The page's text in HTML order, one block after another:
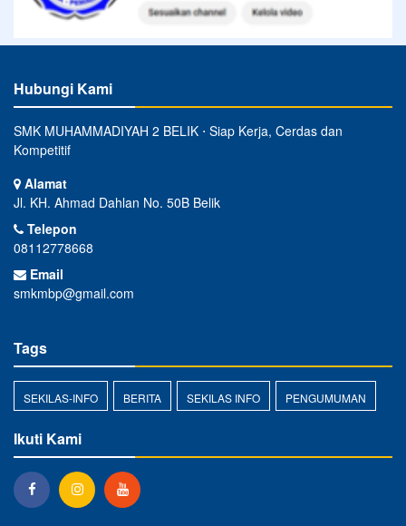
Hubungi Kami
SMK MUHAMMADIYAH 2 BELIK ⋅ Siap Kerja, Cerdas dan
Kompetitif
Alamat
Jl. KH. Ahmad Dahlan No. 50B Belik
Telepon
08112778668
Email
smkmbp@gmail.com
Tags
SEKILAS-INFO BERITA SEKILAS INFO PENGUMUMAN
Ikuti Kami